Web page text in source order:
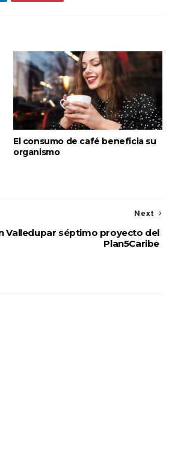
El consumo de café beneficia su
organismo
Next
Valledupar séptimo proyecto del
Plan5Caribe